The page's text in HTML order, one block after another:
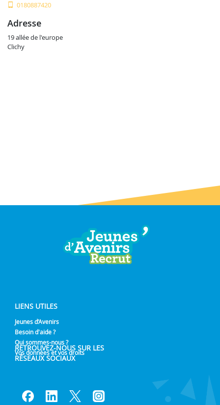
0180887420
adresse
19 allée de l'europe
Clichy
LIENS UTILES
Jeunes d’Avenirs
Besoin d'aide ?
Qui sommes-nous ?
Vos données et vos droits
RETROUVEZ-NOUS SUR LES
RÉSEAUX SOCIAUX
Lien vers notre page Facebook
Lien vers notre page
Lien vers notre page
Lien vers notre